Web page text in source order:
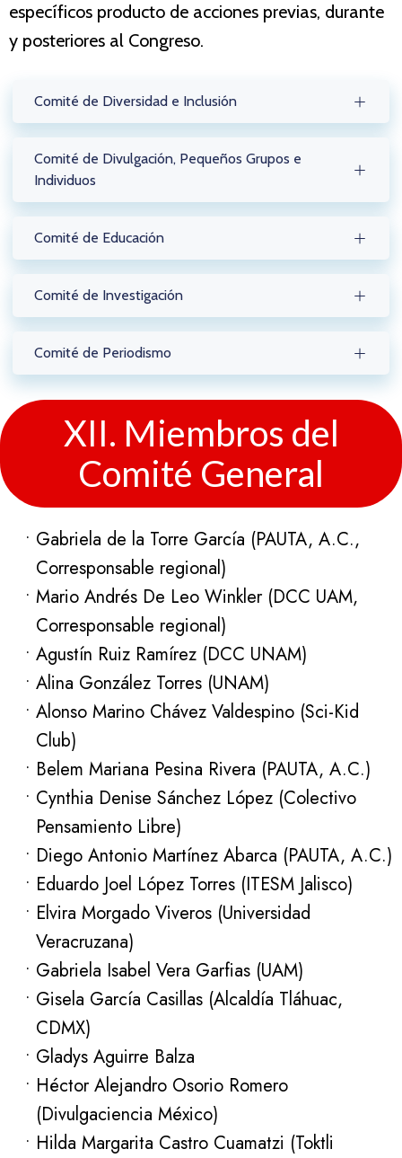
específicos producto de acciones previas, durante
y posteriores al Congreso.
Comité de Diversidad e Inclusión
Comité de Divulgación, Pequeños Grupos e
Individuos
Comité de Educación
Comité de Investigación
Comité de Periodismo
XII. Miembros del
Comité General
Gabriela de la Torre García (PAUTA, A.C.,
Corresponsable regional)
Mario Andrés De Leo Winkler (DCC UAM,
Corresponsable regional)
Agustín Ruiz Ramírez (DCC UNAM)
Alina González Torres (UNAM)
Alonso Marino Chávez Valdespino (Sci-Kid
Club)
Belem Mariana Pesina Rivera (PAUTA, A.C.)
Cynthia Denise Sánchez López (Colectivo
Pensamiento Libre)
Diego Antonio Martínez Abarca (PAUTA, A.C.)
Eduardo Joel López Torres (ITESM Jalisco)
Elvira Morgado Viveros (Universidad
Veracruzana)
Gabriela Isabel Vera Garfias (UAM)
Gisela García Casillas (Alcaldía Tláhuac,
CDMX)
Gladys Aguirre Balza
Héctor Alejandro Osorio Romero
(Divulgaciencia México)
Hilda Margarita Castro Cuamatzi (Toktli